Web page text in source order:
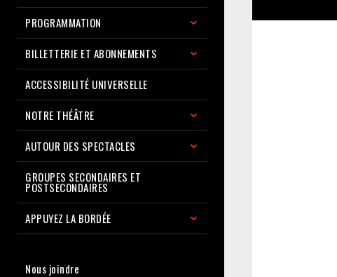
PROGRAMMATION
BILLETTERIE ET ABONNEMENTS
ACCESSIBILITÉ UNIVERSELLE
NOTRE THÉÂTRE
AUTOUR DES SPECTACLES
GROUPES SECONDAIRES ET
POSTSECONDAIRES
APPUYEZ LA BORDÉE
Nous joindre